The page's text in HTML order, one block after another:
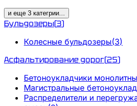
и еще 3 категрии...
Бульдозеры(3)
Колесные бульдозеры(3)
Асфальтирование дорог(25)
Бетоноукладчики
Магистральные
Распределители и